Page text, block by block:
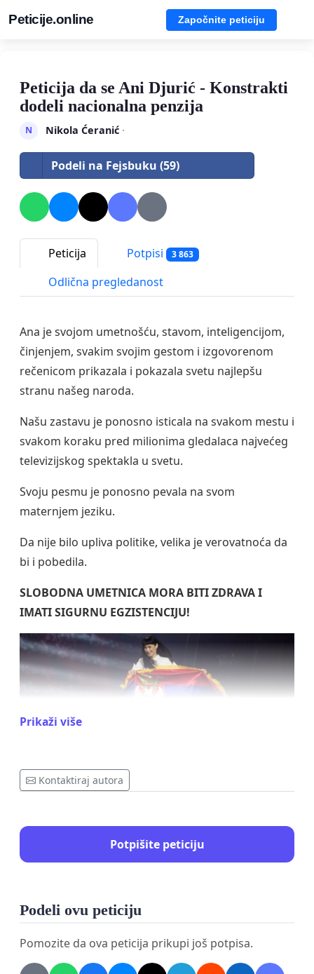
Peticije.online Započnite peticiju
Peticija da se Ani Djurić - Konstrakti
dodeli nacionalna penzija
N Nikola Ćeranić·
Podeli na Fejsbuku (59)
Peticija Potpisi 3 863
Odlična pregledanost
Ana je svojom umetnošću, stavom, inteligencijom,
činjenjem, svakim svojim gestom i izgovorenom
rečenicom prikazala i pokazala svetu najlepšu
stranu našeg naroda.
Našu zastavu je ponosno isticala na svakom mestu i
svakom koraku pred milionima gledalaca najvećeg
televizijskog spektakla u svetu.
Svoju pesmu je ponosno pevala na svom
maternjem jeziku.
Da nije bilo upliva politike, velika je verovatnoća da
bi i pobedila.
SLOBODNA UMETNICA MORA BITI ZDRAVA I
IMATI SIGURNU EGZISTENCIJU!
peticiju.
Hvala.
Prikaži više
Kontaktiraj autora
Potpišite peticiju
Podeli ovu peticiju
Pomozite da ova peticija prikupi još potpisa.